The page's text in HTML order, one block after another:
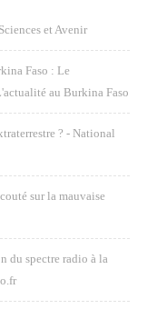
et Avenir
Faso : Le
au Burkina Faso
? - National
sur la mauvaise
du spectre radio à la